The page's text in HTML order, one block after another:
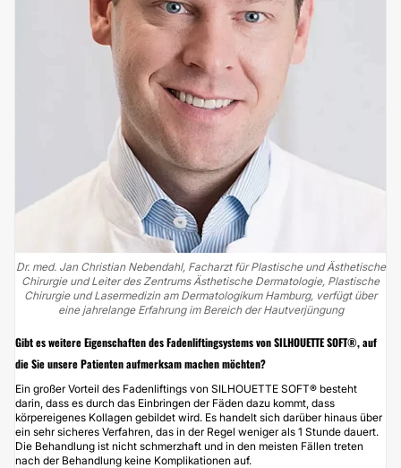
Dr. med. Jan Christian Nebendahl, Facharzt für Plastische und Ästhetische
Chirurgie und Leiter des Zentrums Ästhetische Dermatologie, Plastische
Chirurgie und Lasermedizin am Dermatologikum Hamburg, verfügt über
eine jahrelange Erfahrung im Bereich der Hautverjüngung
Gibt es weitere Eigenschaften des Fadenliftingsystems von SILHOUETTE SOFT®, auf
die Sie unsere Patienten aufmerksam machen möchten?
Ein großer Vorteil des Fadenliftings von SILHOUETTE SOFT® besteht
darin, dass es durch das Einbringen der Fäden dazu kommt, dass
körpereigenes Kollagen gebildet wird. Es handelt sich darüber hinaus über
ein sehr sicheres Verfahren, das in der Regel weniger als 1 Stunde dauert.
Die Behandlung ist nicht schmerzhaft und in den meisten Fällen treten
nach der Behandlung keine Komplikationen auf.